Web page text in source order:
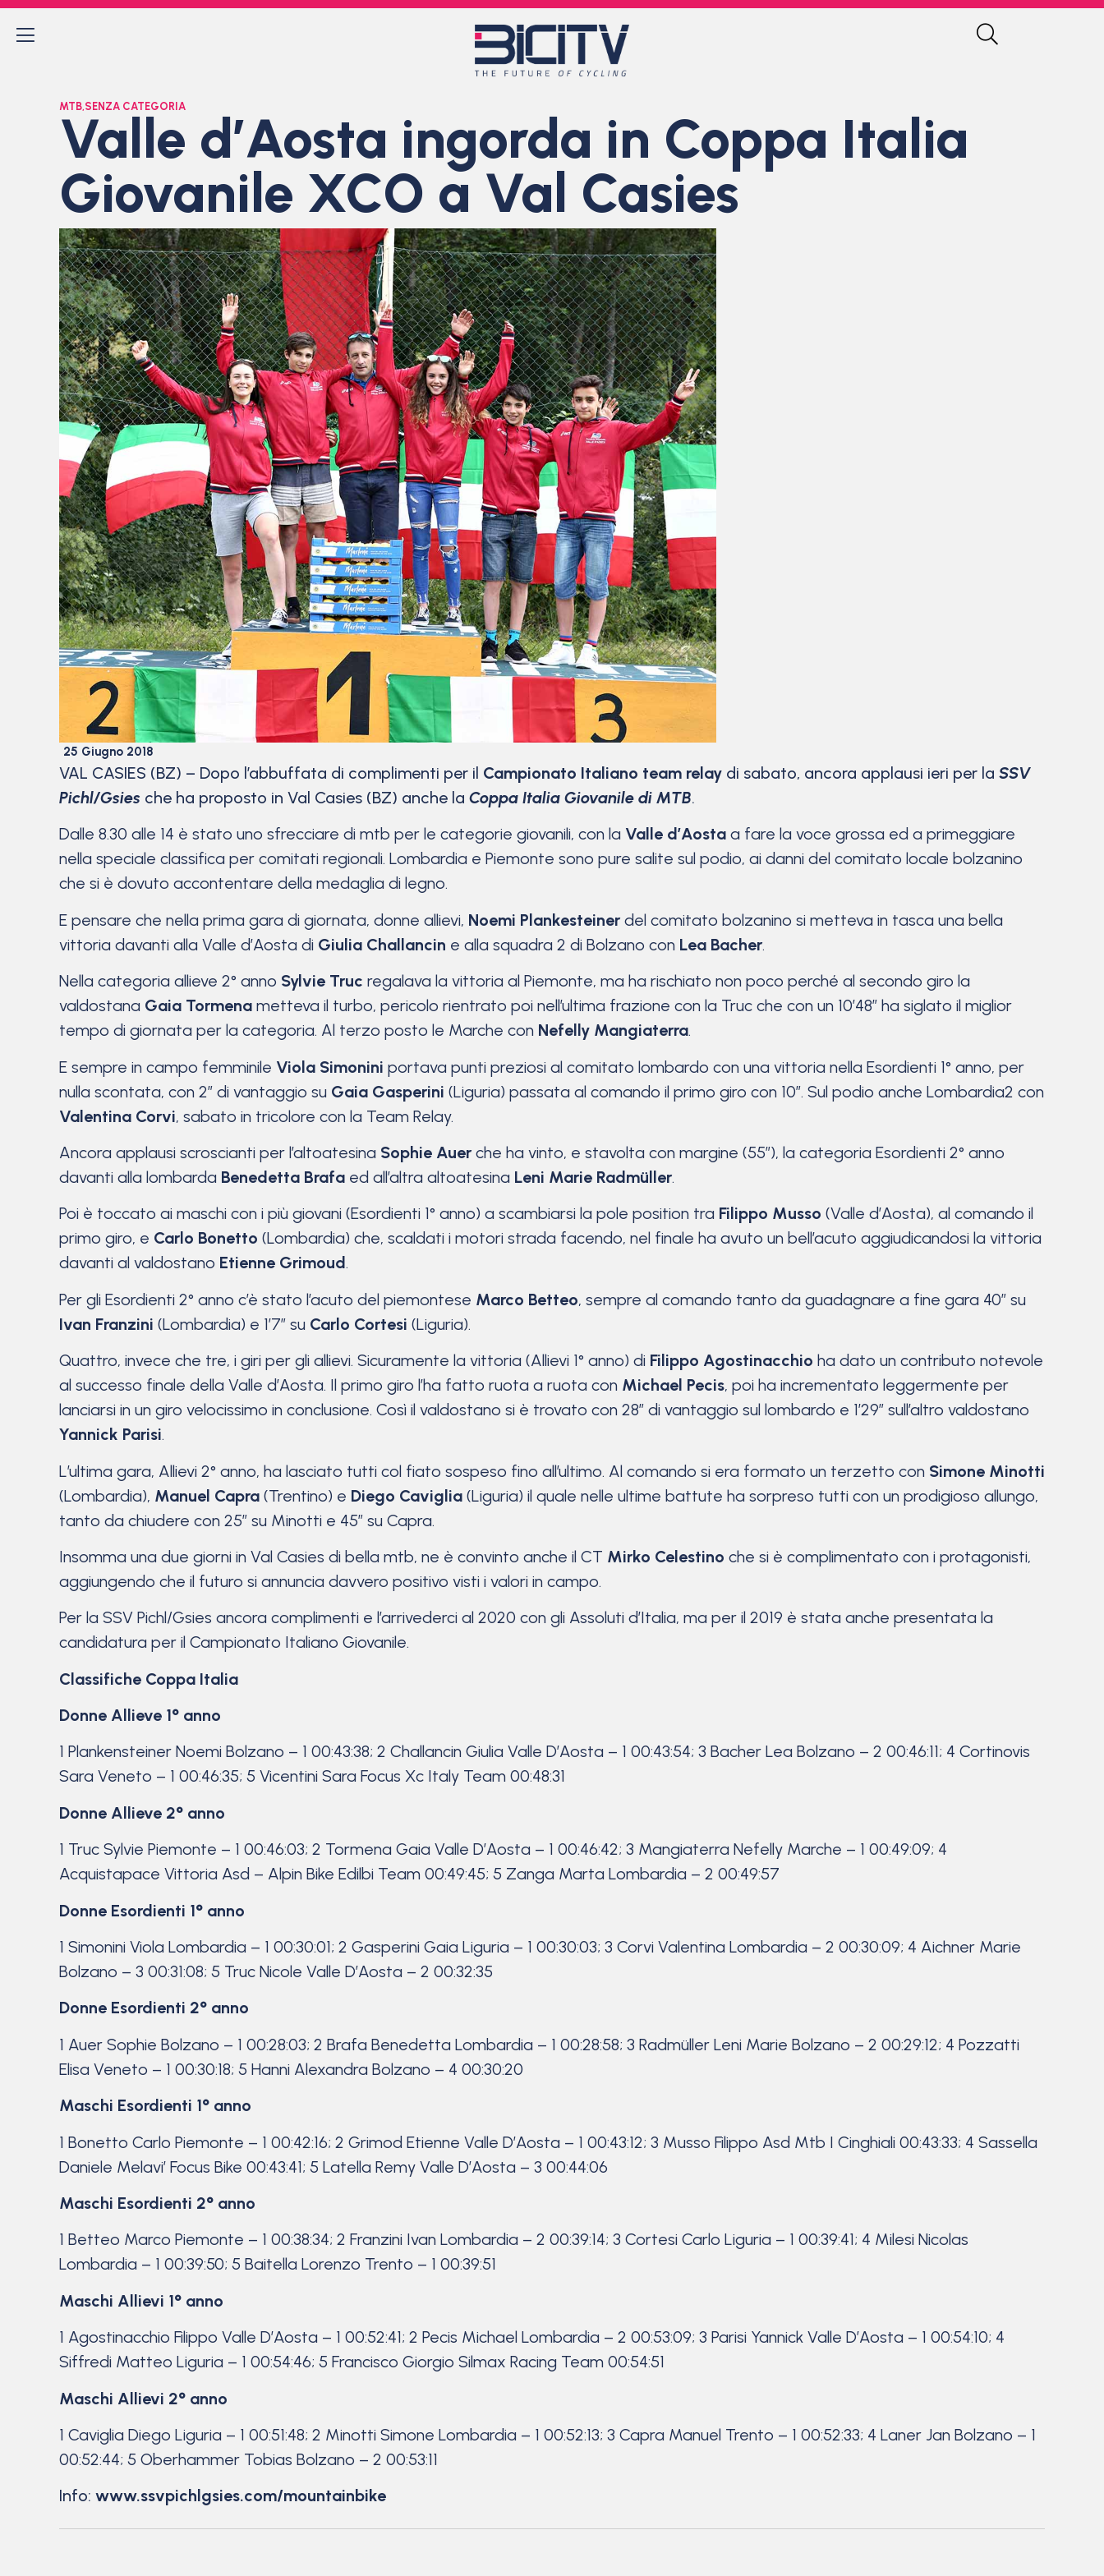
MTB,SENZA CATEGORIA
Valle d’Aosta ingorda in Coppa Italia
Giovanile XCO a Val Casies
25 Giugno 2018
VAL CASIES (BZ) – Dopo l’abbuffata di complimenti per il Campionato Italiano team relay di sabato, ancora applausi ieri per la SSV
Pichl/Gsies che ha proposto in Val Casies (BZ) anche la Coppa Italia Giovanile di MTB.
Dalle 8.30 alle 14 è stato uno sfrecciare di mtb per le categorie giovanili, con la Valle d’Aosta a fare la voce grossa ed a primeggiare
nella speciale classifica per comitati regionali. Lombardia e Piemonte sono pure salite sul podio, ai danni del comitato locale bolzanino
che si è dovuto accontentare della medaglia di legno.
E pensare che nella prima gara di giornata, donne allievi, Noemi Plankesteiner del comitato bolzanino si metteva in tasca una bella
vittoria davanti alla Valle d’Aosta di Giulia Challancin e alla squadra 2 di Bolzano con Lea Bacher.
Nella categoria allieve 2° anno Sylvie Truc regalava la vittoria al Piemonte, ma ha rischiato non poco perché al secondo giro la
valdostana Gaia Tormena metteva il turbo, pericolo rientrato poi nell’ultima frazione con la Truc che con un 10’48” ha siglato il miglior
tempo di giornata per la categoria. Al terzo posto le Marche con Nefelly Mangiaterra.
E sempre in campo femminile Viola Simonini portava punti preziosi al comitato lombardo con una vittoria nella Esordienti 1° anno, per
nulla scontata, con 2” di vantaggio su Gaia Gasperini (Liguria) passata al comando il primo giro con 10”. Sul podio anche Lombardia2 con
Valentina Corvi, sabato in tricolore con la Team Relay.
Ancora applausi scroscianti per l’altoatesina Sophie Auer che ha vinto, e stavolta con margine (55”), la categoria Esordienti 2° anno
davanti alla lombarda Benedetta Brafa ed all’altra altoatesina Leni Marie Radmüller.
Poi è toccato ai maschi con i più giovani (Esordienti 1° anno) a scambiarsi la pole position tra Filippo Musso (Valle d’Aosta), al comando il
primo giro, e Carlo Bonetto (Lombardia) che, scaldati i motori strada facendo, nel finale ha avuto un bell’acuto aggiudicandosi la vittoria
davanti al valdostano Etienne Grimoud.
Per gli Esordienti 2° anno c’è stato l’acuto del piemontese Marco Betteo, sempre al comando tanto da guadagnare a fine gara 40” su
Ivan Franzini (Lombardia) e 1’7” su Carlo Cortesi (Liguria).
Quattro, invece che tre, i giri per gli allievi. Sicuramente la vittoria (Allievi 1° anno) di Filippo Agostinacchio ha dato un contributo notevole
al successo finale della Valle d’Aosta. Il primo giro l’ha fatto ruota a ruota con Michael Pecis, poi ha incrementato leggermente per
lanciarsi in un giro velocissimo in conclusione. Così il valdostano si è trovato con 28” di vantaggio sul lombardo e 1’29” sull’altro valdostano
Yannick Parisi.
L’ultima gara, Allievi 2° anno, ha lasciato tutti col fiato sospeso fino all’ultimo. Al comando si era formato un terzetto con Simone Minotti
(Lombardia), Manuel Capra (Trentino) e Diego Caviglia (Liguria) il quale nelle ultime battute ha sorpreso tutti con un prodigioso allungo,
tanto da chiudere con 25” su Minotti e 45” su Capra.
Insomma una due giorni in Val Casies di bella mtb, ne è convinto anche il CT Mirko Celestino che si è complimentato con i protagonisti,
aggiungendo che il futuro si annuncia davvero positivo visti i valori in campo.
Per la SSV Pichl/Gsies ancora complimenti e l’arrivederci al 2020 con gli Assoluti d’Italia, ma per il 2019 è stata anche presentata la
candidatura per il Campionato Italiano Giovanile.
Classifiche Coppa Italia
Donne Allieve 1° anno
1 Plankensteiner Noemi Bolzano – 1 00:43:38; 2 Challancin Giulia Valle D’Aosta – 1 00:43:54; 3 Bacher Lea Bolzano – 2 00:46:11; 4 Cortinovis
Sara Veneto – 1 00:46:35; 5 Vicentini Sara Focus Xc Italy Team 00:48:31
Donne Allieve 2° anno
1 Truc Sylvie Piemonte – 1 00:46:03; 2 Tormena Gaia Valle D’Aosta – 1 00:46:42; 3 Mangiaterra Nefelly Marche – 1 00:49:09; 4
Acquistapace Vittoria Asd – Alpin Bike Edilbi Team 00:49:45; 5 Zanga Marta Lombardia – 2 00:49:57
Donne Esordienti 1° anno
1 Simonini Viola Lombardia – 1 00:30:01; 2 Gasperini Gaia Liguria – 1 00:30:03; 3 Corvi Valentina Lombardia – 2 00:30:09; 4 Aichner Marie
Bolzano – 3 00:31:08; 5 Truc Nicole Valle D’Aosta – 2 00:32:35
Donne Esordienti 2° anno
1 Auer Sophie Bolzano – 1 00:28:03; 2 Brafa Benedetta Lombardia – 1 00:28:58; 3 Radmüller Leni Marie Bolzano – 2 00:29:12; 4 Pozzatti
Elisa Veneto – 1 00:30:18; 5 Hanni Alexandra Bolzano – 4 00:30:20
Maschi Esordienti 1° anno
1 Bonetto Carlo Piemonte – 1 00:42:16; 2 Grimod Etienne Valle D’Aosta – 1 00:43:12; 3 Musso Filippo Asd Mtb I Cinghiali 00:43:33; 4 Sassella
Daniele Melavi’ Focus Bike 00:43:41; 5 Latella Remy Valle D’Aosta – 3 00:44:06
Maschi Esordienti 2° anno
1 Betteo Marco Piemonte – 1 00:38:34; 2 Franzini Ivan Lombardia – 2 00:39:14; 3 Cortesi Carlo Liguria – 1 00:39:41; 4 Milesi Nicolas
Lombardia – 1 00:39:50; 5 Baitella Lorenzo Trento – 1 00:39:51
Maschi Allievi 1° anno
1 Agostinacchio Filippo Valle D’Aosta – 1 00:52:41; 2 Pecis Michael Lombardia – 2 00:53:09; 3 Parisi Yannick Valle D’Aosta – 1 00:54:10; 4
Siffredi Matteo Liguria – 1 00:54:46; 5 Francisco Giorgio Silmax Racing Team 00:54:51
Maschi Allievi 2° anno
1 Caviglia Diego Liguria – 1 00:51:48; 2 Minotti Simone Lombardia – 1 00:52:13; 3 Capra Manuel Trento – 1 00:52:33; 4 Laner Jan Bolzano – 1
00:52:44; 5 Oberhammer Tobias Bolzano – 2 00:53:11
Info: www.ssvpichlgsies.com/mountainbike